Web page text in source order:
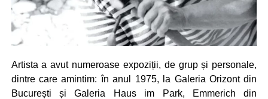
Artista a avut numeroase expoziții, de grup și personale,
dintre care amintim: în anul 1975, la Galeria Orizont din
București și Galeria Haus im Park, Emmerich din